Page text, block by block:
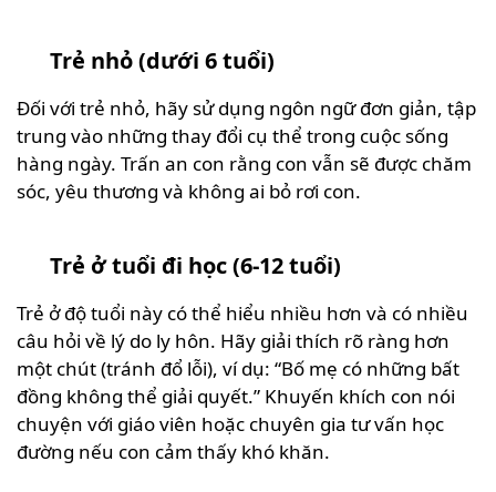
Trẻ nhỏ (dưới 6 tuổi)
Đối với trẻ nhỏ, hãy sử dụng ngôn ngữ đơn giản, tập
trung vào những thay đổi cụ thể trong cuộc sống
hàng ngày. Trấn an con rằng con vẫn sẽ được chăm
sóc, yêu thương và không ai bỏ rơi con.
Trẻ ở tuổi đi học (6-12 tuổi)
Trẻ ở độ tuổi này có thể hiểu nhiều hơn và có nhiều
câu hỏi về lý do ly hôn. Hãy giải thích rõ ràng hơn
một chút (tránh đổ lỗi), ví dụ: “Bố mẹ có những bất
đồng không thể giải quyết.” Khuyến khích con nói
chuyện với giáo viên hoặc chuyên gia tư vấn học
đường nếu con cảm thấy khó khăn.